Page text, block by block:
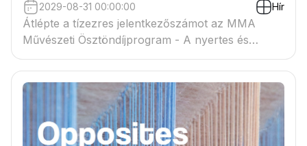
2029-08-31 00:00:00 Hír
Átlépte a tízezres jelentkezőszámot az MMA
Művészeti Ösztöndíjprogram - A nyertes és
tartaléklistás pályázók névsora megtekinthető a
csatolmányban